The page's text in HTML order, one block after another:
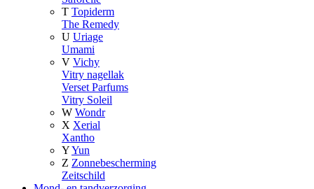
T Topiderm
The Remedy
U Uriage
Umami
V Vichy
Vitry nagellak
Verset Parfums
Vitry Soleil
W Wondr
X Xerial
Xantho
YYun
Z Zonnebescherming
Zeitschild